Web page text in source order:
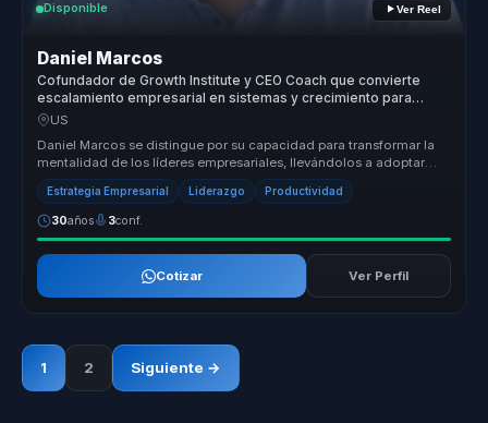
Disponible Ver Reel
Daniel Marcos
Cofundador de Growth Institute y CEO Coach que convierte
escalamiento empresarial en sistemas y crecimiento para
lideres y empresas.
US
Daniel Marcos se distingue por su capacidad para transformar la
mentalidad de los líderes empresariales, llevándolos a adoptar
una visión...
Estrategia Empresarial Liderazgo Productividad
30años 3conf.
Cotizar Ver Perfil
1 2 Siguiente →